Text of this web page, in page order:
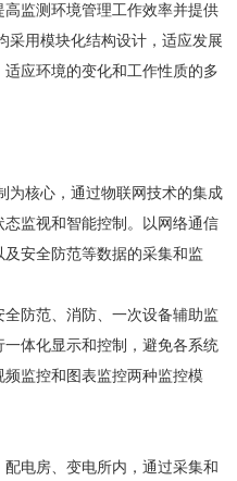
监测环境管理工作效率并提供
采用模块化结构设计，适应发展
应环境的变化和工作性质的多
为核心，通过物联网技术的集成
监视和智能控制。以网络通信
安全防范等数据的采集和监
防范、消防、一次设备辅助监
体化显示和控制，避免各系统
监控和图表监控两种监控模
电房、变电所内，通过采集和